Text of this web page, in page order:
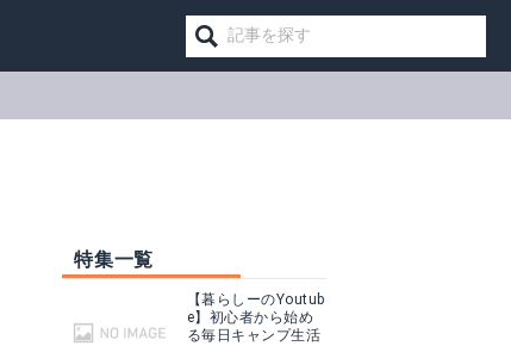
特集一覧
【暮らしーのYoutub
e】初心者から始め
る毎日キャンプ生活